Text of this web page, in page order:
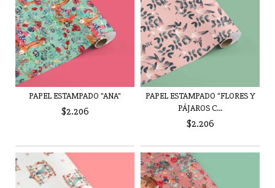
PAPEL ESTAMPADO "ANA"
$2.206
PAPEL ESTAMPADO "FLORES Y
PÁJAROS C...
$2.206